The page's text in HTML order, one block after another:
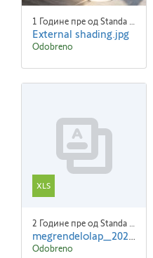
1 Године пре од Standa Blaha
External shading.jpg
Odobreno
XLS
2 Године пре од Standa Blaha
megrendelolap_2022.xlsx
Odobreno